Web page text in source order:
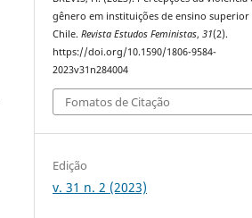
gênero em instituições de ensino superior
Chile.Revista Estudos Feministas,31(2).
https://doi.org/10.1590/1806-9584-
2023v31n284004
Fomatos de Citação
Edição
v. 31 n. 2 (2023)